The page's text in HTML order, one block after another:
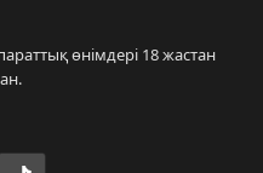
өнімдері 18 жастан